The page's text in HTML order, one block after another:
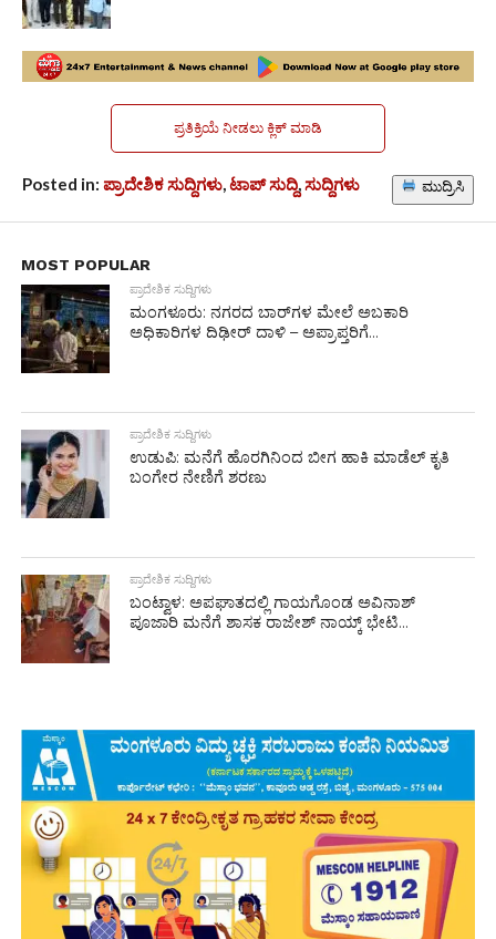
ಪ್ರತಿಕ್ರಿಯೆ ನೀಡಲು ಕ್ಲಿಕ್ ಮಾಡಿ
Posted in: ಪ್ರಾದೇಶಿಕ ಸುದ್ದಿಗಳು,ಟಾಪ್ ಸುದ್ದಿ,ಸುದ್ದಿಗಳು ಮುದ್ರಿಸಿ
MOST POPULAR
ಪ್ರಾದೇಶಿಕ ಸುದ್ದಿಗಳು
ಮಂಗಳೂರು: ನಗರದ ಬಾರ್‌ಗಳ ಮೇಲೆ ಅಬಕಾರಿ
ಅಧಿಕಾರಿಗಳ ದಿಢೀರ್ ದಾಳಿ – ಅಪ್ರಾಪ್ತರಿಗೆ...
ಪ್ರಾದೇಶಿಕ ಸುದ್ದಿಗಳು
ಉಡುಪಿ: ಮನೆಗೆ ಹೊರಗಿನಿಂದ ಬೀಗ ಹಾಕಿ ಮಾಡೆಲ್ ಕೃತಿ
ಬಂಗೇರ ನೇಣಿಗೆ ಶರಣು
ಪ್ರಾದೇಶಿಕ ಸುದ್ದಿಗಳು
ಬಂಟ್ವಾಳ: ಅಪಘಾತದಲ್ಲಿ ಗಾಯಗೊಂಡ ಅವಿನಾಶ್
ಪೂಜಾರಿ ಮನೆಗೆ ಶಾಸಕ ರಾಜೇಶ್ ನಾಯ್ಕ್ ಭೇಟಿ...